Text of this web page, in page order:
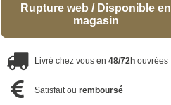
Rupture web / Disponible en
magasin
Livré chez vous en48/72h ouvrées
Satisfait ouremboursé